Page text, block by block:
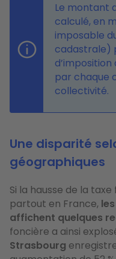
Le montant
calculé, en
imposable
cadastrale)
par chaque
collectivité.
Une disparité
géographiques
Si la hausse de la
partout en France,
affichent quelques
foncière a ainsi
Strasbourg